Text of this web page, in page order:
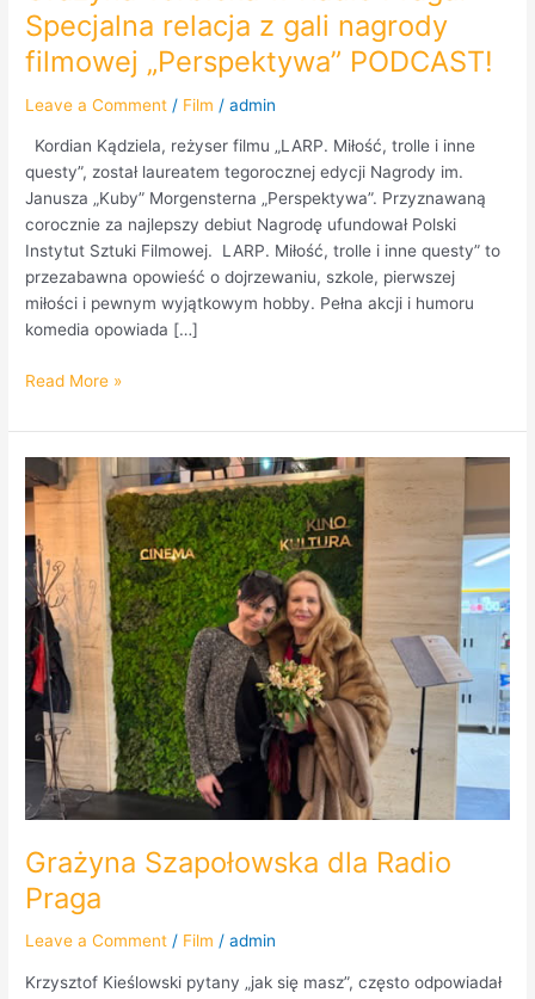
Specjalna relacja z gali nagrody
filmowej „Perspektywa” PODCAST!
Leave a Comment / Film /admin
Kordian Kądziela, reżyser filmu „LARP. Miłość, trolle i inne
questy”, został laureatem tegorocznej edycji Nagrody im.
Janusza „Kuby” Morgensterna „Perspektywa”. Przyznawaną
corocznie za najlepszy debiut Nagrodę ufundował Polski
Instytut Sztuki Filmowej. LARP. Miłość, trolle i inne questy” to
przezabawna opowieść o dojrzewaniu, szkole, pierwszej
miłości i pewnym wyjątkowym hobby. Pełna akcji i humoru
komedia opowiada […]
Read More »
Grażyna Szapołowska dla Radio
Praga
Leave a Comment / Film /admin
Krzysztof Kieślowski pytany „jak się masz”, często odpowiadał
Grażyna
Szapołowska
dla
Radio
Praga